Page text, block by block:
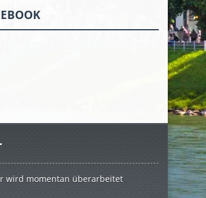
wird momentan überarbeitet